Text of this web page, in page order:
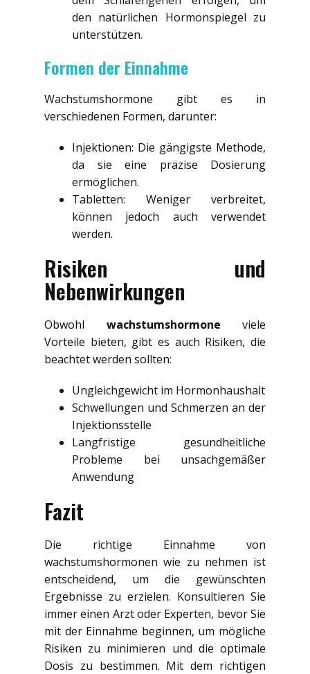
den natürlichen Hormonspiegel zu
unterstützen.
Formen der Einnahme
Wachstumshormone gibt es in
verschiedenen Formen, darunter:
Injektionen: Die gängigste Methode,
da sie eine präzise Dosierung
ermöglichen.
Tabletten: Weniger verbreitet,
können jedoch auch verwendet
werden.
Risiken und
Nebenwirkungen
Obwohl wachstumshormone viele
Vorteile bieten, gibt es auch Risiken, die
beachtet werden sollten:
Ungleichgewicht im Hormonhaushalt
Schwellungen und Schmerzen an der
Injektionsstelle
Langfristige gesundheitliche
Probleme bei unsachgemäßer
Anwendung
Fazit
Die richtige Einnahme von
wachstumshormonen wie zu nehmen ist
entscheidend, um die gewünschten
Ergebnisse zu erzielen. Konsultieren Sie
immer einen Arzt oder Experten, bevor Sie
mit der Einnahme beginnen, um mögliche
Risiken zu minimieren und die optimale
Dosis zu bestimmen. Mit dem richtigen